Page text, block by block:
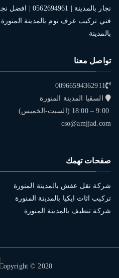
نجار بالمدينة | 0562694961 | افضل نجار فك وتركيب وصيانة
بالمدينة
تواصل معنا
00966594362911
السقيا المدينة المنورة
9:00 – 18:00 (السبت-الخميس)
cso@amjjad.com
صفحات تهمك
شركة نقل عفش بالمدينة المنورة
تركيب اثاث ايكيا بالمدينة المنورة
شركة تنظيف بالمدينة المنورة
Copyright © 2020 شركة امجاد